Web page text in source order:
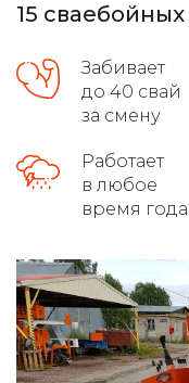
распушовка свай для
осуществляет
монтаж свайно-
демонтаж свайных
15
Забивает
до 40 свай
за смену
Работает
в любое
время года